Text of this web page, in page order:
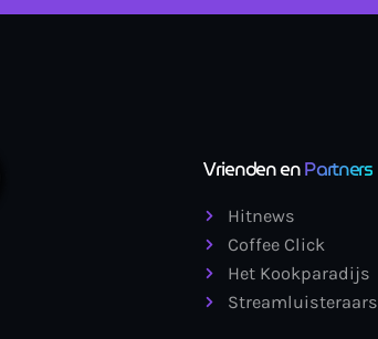
Vrienden enPartners
Hitnews
Coffee Click
Het Kookparadijs
Streamluisteraars